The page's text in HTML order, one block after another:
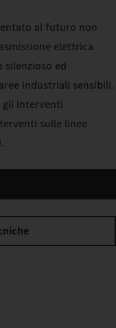
al futuro non
elettrica
ed
industriali sensibili.
gli interventi
sulle linee